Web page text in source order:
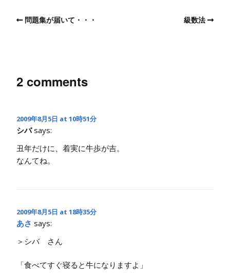
問題集が届いて・・・ 級数法
2 comments
2009年8月5日 at 10時51分
シバ says:
丑年だけに、着実に牛歩が吉。
なんてね。
2009年8月5日 at 18時35分
あさ says:
＞シバ さん
「食べてすぐ寝ると牛になりますよ」